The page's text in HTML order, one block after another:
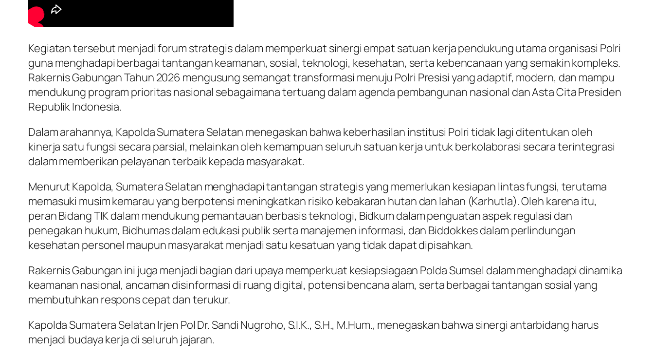
Kegiatan tersebut menjadi forum strategis dalam memperkuat sinergi empat satuan kerja pendukung utama organisasi Polri
guna menghadapi berbagai tantangan keamanan, sosial, teknologi, kesehatan, serta kebencanaan yang semakin kompleks.
Rakernis Gabungan Tahun 2026 mengusung semangat transformasi menuju Polri Presisi yang adaptif, modern, dan mampu
mendukung program prioritas nasional sebagaimana tertuang dalam agenda pembangunan nasional dan Asta Cita Presiden
Republik Indonesia.
Dalam arahannya, Kapolda Sumatera Selatan menegaskan bahwa keberhasilan institusi Polri tidak lagi ditentukan oleh
kinerja satu fungsi secara parsial, melainkan oleh kemampuan seluruh satuan kerja untuk berkolaborasi secara terintegrasi
dalam memberikan pelayanan terbaik kepada masyarakat.
Menurut Kapolda, Sumatera Selatan menghadapi tantangan strategis yang memerlukan kesiapan lintas fungsi, terutama
memasuki musim kemarau yang berpotensi meningkatkan risiko kebakaran hutan dan lahan (Karhutla). Oleh karena itu,
peran Bidang TIK dalam mendukung pemantauan berbasis teknologi, Bidkum dalam penguatan aspek regulasi dan
penegakan hukum, Bidhumas dalam edukasi publik serta manajemen informasi, dan Biddokkes dalam perlindungan
kesehatan personel maupun masyarakat menjadi satu kesatuan yang tidak dapat dipisahkan.
Rakernis Gabungan ini juga menjadi bagian dari upaya memperkuat kesiapsiagaan Polda Sumsel dalam menghadapi dinamika
keamanan nasional, ancaman disinformasi di ruang digital, potensi bencana alam, serta berbagai tantangan sosial yang
membutuhkan respons cepat dan terukur.
Kapolda Sumatera Selatan Irjen Pol Dr. Sandi Nugroho, S.I.K., S.H., M.Hum., menegaskan bahwa sinergi antarbidang harus
menjadi budaya kerja di seluruh jajaran.